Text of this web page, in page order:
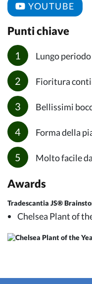
YOUTUBE
Punti chiave
Lungo
Fioritura
Bellissimi
Forma della
Molto facile
Awards
Tradescantia JS®
Chelsea Plant of